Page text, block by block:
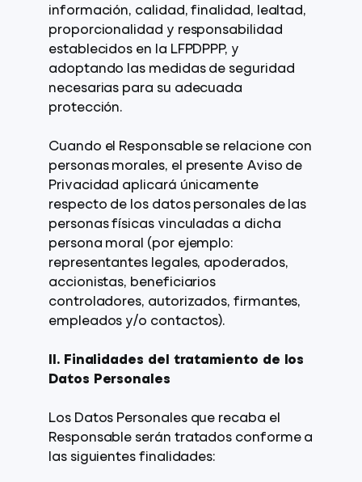
información, calidad, finalidad, lealtad,
proporcionalidad y responsabilidad
establecidos en la LFPDPPP, y
adoptando las medidas de seguridad
necesarias para su adecuada
protección.
Cuando el Responsable se relacione con
personas morales, el presente Aviso de
Privacidad aplicará únicamente
respecto de los datos personales de las
personas físicas vinculadas a dicha
persona moral (por ejemplo:
representantes legales, apoderados,
accionistas, beneficiarios
controladores, autorizados, firmantes,
empleados y/o contactos).
II. Finalidades del tratamiento de los
Datos Personales
Los Datos Personales que recaba el
Responsable serán tratados conforme a
las siguientes finalidades: